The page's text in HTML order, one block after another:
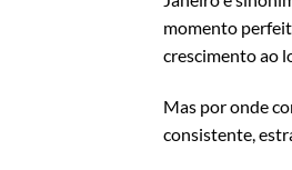
momento
crescimento ao
Mas por onde
consistente,